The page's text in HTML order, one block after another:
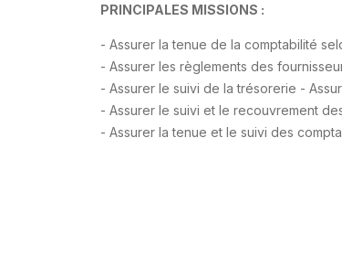
PRINCIPALES MISSIONS :
- Assurer la tenue de la comptabilité
- Assurer les règlements des
- Assurer le suivi de la trésorerie -
- Assurer le suivi et le recouvrement
- Assurer la tenue et le suivi des